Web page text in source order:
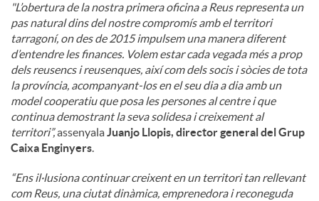
"L’obertura de la nostra primera oficina a Reus representa un
pas natural dins del nostre compromís amb el territori
tarragoní, on des de 2015 impulsem una manera diferent
d’entendre les finances. Volem estar cada vegada més a prop
dels reusencs i reusenques, així com dels socis i sòcies de tota
la província, acompanyant-los en el seu dia a dia amb un
model cooperatiu que posa les persones al centre i que
continua demostrant la seva solidesa i creixement al
territori”,assenyalaJuanjo Llopis, director general del Grup
Caixa Enginyers.
“Ens il·lusiona continuar creixent en un territori tan rellevant
com Reus, una ciutat dinàmica, emprenedora i reconeguda